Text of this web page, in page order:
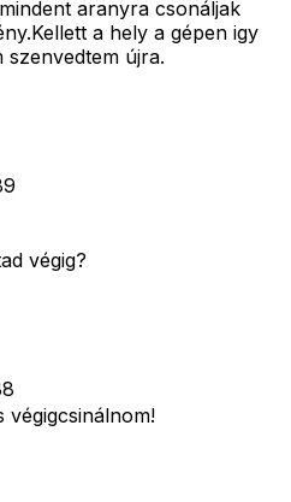
aranyra csonáljak
a hely a gépen igy
újra.
végig?
végigcsinálnom!